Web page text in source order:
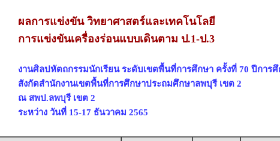
ผลการแข่งขัน วิทยาศาสตร์และเทคโนโลยี
การแข่งขันเครื่องร่อนแบบเดินตาม ป.1-ป.3
งานศิลปหัตถกรรมนักเรียน ระดับเขตพื้นที่การศึกษา ครั้งที่ 70 ปีการศึ
สังกัดสำนักงานเขตพื้นที่การศึกษาประถมศึกษาลพบุรี เขต 2
ณ สพป.ลพบุรี เขต 2
ระหว่าง วันที่ 15-17 ธันวาคม 2565